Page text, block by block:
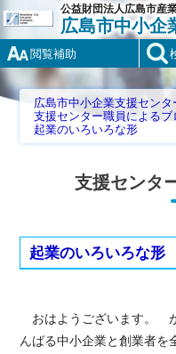
公益財団法人広島市産
広島市中小企
閲覧補助
広島市中小企業支援センタ
支援センター職員によるブ
起業のいろいろな形
支援センタ
起業のいろいろな形
おはようございます。
んばる中小企業と創業者を